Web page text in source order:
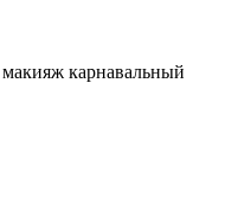
карнавальный